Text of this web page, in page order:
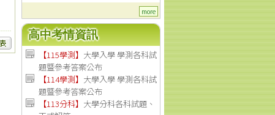
more
高中考情資訊
【115學測】 大學入學 學測各科試
題暨參考答案公布
【114學測】 大學入學 學測各科試
題暨參考答案公布
【113分科】 大學分科各科試題、